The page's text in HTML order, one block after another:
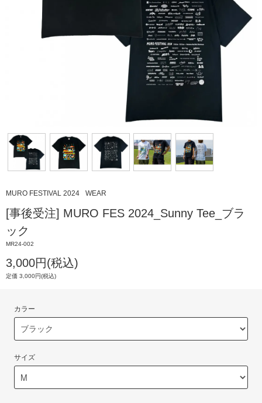
MURO FESTIVAL 2024 WEAR
[事後受注] MURO FES 2024_Sunny Tee_ブラ
ック
MR24-002
3,000円(税込)
定価 3,000円(税込)
カラー
サイズ